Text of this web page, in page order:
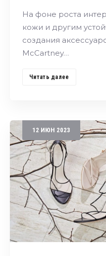
На фоне роста
кожи и другим
создания
McCartney…
Читать далее
12 ИЮН 2023